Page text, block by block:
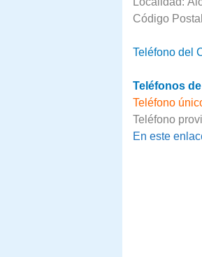
Código
Teléfono del
Teléfonos
Teléfono
Teléfono
En este